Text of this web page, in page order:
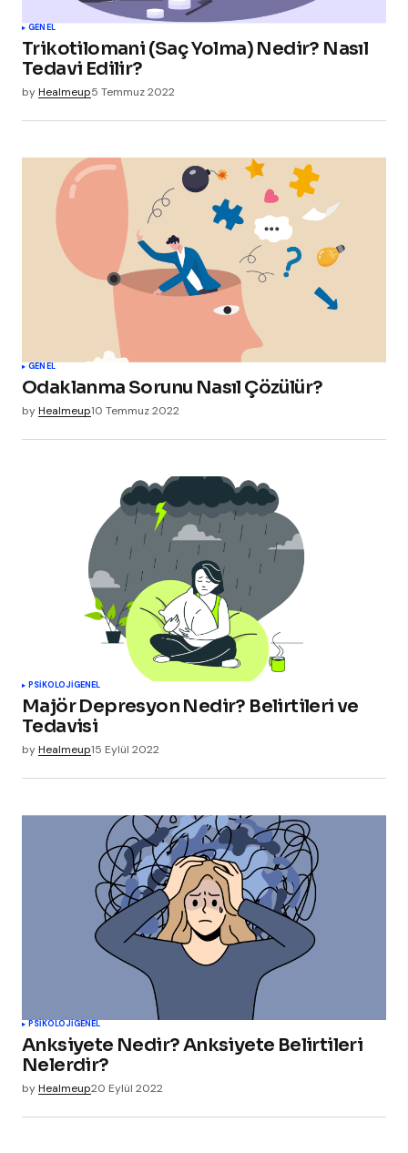
GENEL
Trikotilomani (Saç Yolma) Nedir? Nasıl
Tedavi Edilir?
byHealmeup5 Temmuz 2022
GENEL
Odaklanma Sorunu Nasıl Çözülür?
byHealmeup10 Temmuz 2022
PSIKOLOJIGENEL
Majör Depresyon Nedir? Belirtileri ve
Tedavisi
byHealmeup15 Eylül 2022
PSIKOLOJIGENEL
Anksiyete Nedir? Anksiyete Belirtileri
Nelerdir?
byHealmeup20 Eylül 2022